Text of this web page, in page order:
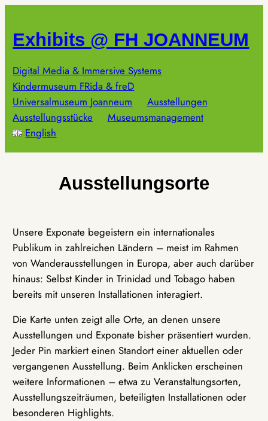
springen
Exhibits @ FH JOANNEUM
Digital Media & Immersive Systems
Kindermuseum FRida & freD
Universalmuseum Joanneum
Ausstellungen
Ausstellungsstücke
Museumsmanagement
English
Ausstellungsorte
Unsere Exponate begeistern ein internationales
Publikum in zahlreichen Ländern – meist im Rahmen
von Wanderausstellungen in Europa, aber auch darüber
hinaus: Selbst Kinder in Trinidad und Tobago haben
bereits mit unseren Installationen interagiert.
Die Karte unten zeigt alle Orte, an denen unsere
Ausstellungen und Exponate bisher präsentiert wurden.
Jeder Pin markiert einen Standort einer aktuellen oder
vergangenen Ausstellung. Beim Anklicken erscheinen
weitere Informationen – etwa zu Veranstaltungsorten,
Ausstellungszeiträumen, beteiligten Installationen oder
besonderen Highlights.